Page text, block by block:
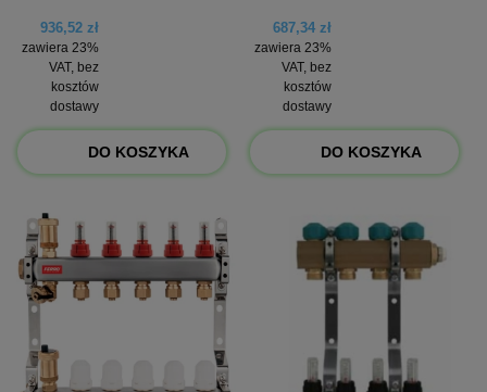
936,52 zł
zawiera 23%
VAT, bez
kosztów
dostawy
DO KOSZYKA
687,34 zł
zawiera 23%
VAT, bez
kosztów
dostawy
DO KOSZYKA